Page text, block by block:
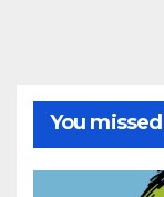
You missed